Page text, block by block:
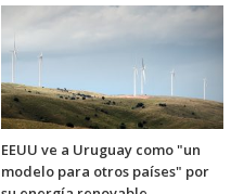
EEUU ve a Uruguay como "un
modelo para otros países" por